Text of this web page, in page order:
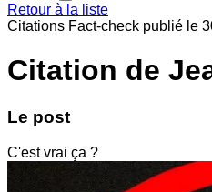
Retour à la liste
Citations Fact-check publié le
Citation de
Le post
C'est vrai ça ?